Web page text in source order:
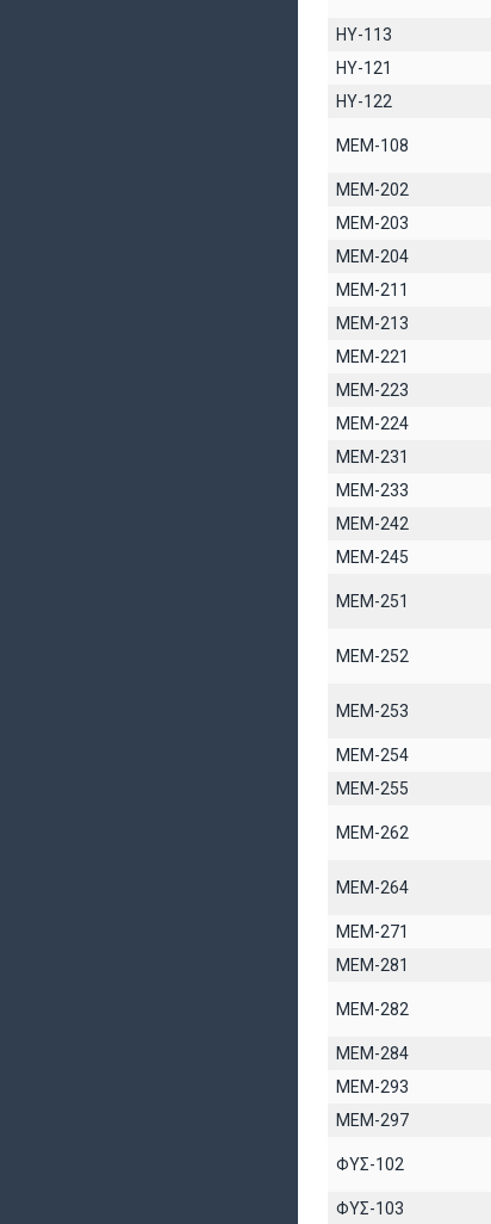
ΗΥ-113
ΗΥ-121
ΗΥ-122
ΜΕΜ-108
ΜΕΜ-202
ΜΕΜ-203
ΜΕΜ-204
ΜΕΜ-211
ΜΕΜ-213
ΜΕΜ-221
ΜΕΜ-223
ΜΕΜ-224
ΜΕΜ-231
ΜΕΜ-233
ΜΕΜ-242
ΜΕΜ-245
ΜΕΜ-251
ΜΕΜ-252
ΜΕΜ-253
ΜΕΜ-254
ΜΕΜ-255
ΜΕΜ-262
ΜΕΜ-264
ΜΕΜ-271
ΜΕΜ-281
ΜΕΜ-282
ΜΕΜ-284
ΜΕΜ-293
ΜΕΜ-297
ΦΥΣ-102
ΦΥΣ-103